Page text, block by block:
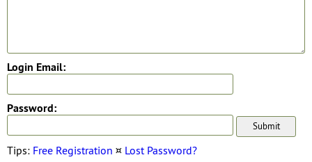
Login Email:
Password:
Tips: Free Registration ¤ Lost Password?